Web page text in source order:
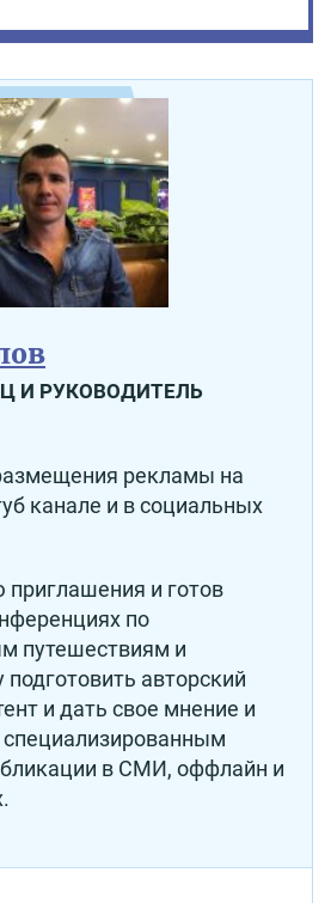
И РУКОВОДИТЕЛЬ
рекламы на
канале и в социальных
и готов
по
путешествиям и
авторский
и дать свое мнение и
в СМИ, оффлайн и